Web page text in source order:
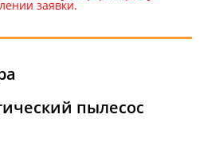
заявки.
пылесос